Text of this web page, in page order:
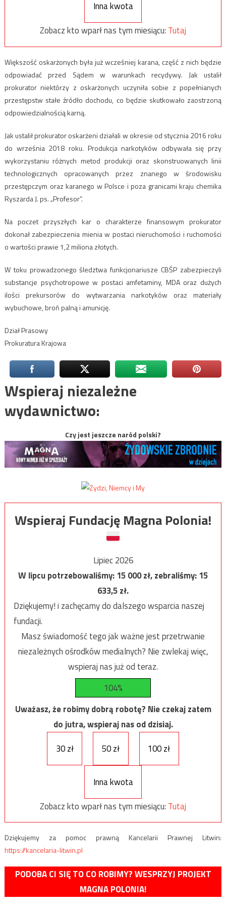
Inna kwota
Zobacz kto wparł nas tym miesiącu: Tutaj
Większość oskarżonych była już wcześniej karana, część z nich będzie
odpowiadać przed Sądem w warunkach recydywy. Jak ustalił
prokurator niektórzy z oskarżonych uczyniła sobie z popełnianych
przestępstw stałe źródło dochodu, co będzie skutkowało zaostrzoną
odpowiedzialnością karną.
Jak ustalił prokurator oskarżeni działali w okresie od stycznia 2016 roku
do września 2018 roku. Produkcja narkotyków odbywała się przy
wykorzystaniu różnych metod produkcji oraz skonstruowanych linii
technologicznych opracowanych przez znanego w środowisku
przestępczym oraz karanego w Polsce i poza granicami kraju chemika
Ryszarda J. ps. „Profesor”.
Na poczet przyszłych kar o charakterze finansowym prokurator
dokonał zabezpieczenia mienia w postaci nieruchomości i ruchomości
o wartości prawie 1,2 miliona złotych.
W toku prowadzonego śledztwa funkcjonariusze CBŚP zabezpieczyli
substancje psychotropowe w postaci amfetaminy, MDA oraz dużych
ilości prekursorów do wytwarzania narkotyków oraz materiały
wybuchowe, broń palną i amunicję.
Dział Prasowy
Prokuratura Krajowa
Wspieraj niezależne
wydawnictwo:
Czy jest jeszcze naród polski?
Wspieraj Fundację Magna Polonia!
Lipiec 2026
W lipcu potrzebowaliśmy:15 000zł, zebraliśmy:15
633,5zł.
Dziękujemy! i zachęcamy do dalszego wsparcia naszej
fundacji.
Masz świadomość tego jak ważne jest przetrwanie
niezależnych ośrodków medialnych? Nie zwlekaj więc,
wspieraj nas już od teraz.
104%
Uważasz, że robimy dobrą robotę? Nie czekaj zatem
do jutra, wspieraj nas od dzisiaj.
30 zł
50 zł 100 zł
Inna kwota
Zobacz kto wparł nas tym miesiącu: Tutaj
Dziękujemy za pomoc prawną Kancelarii Prawnej Litwin:
https://kancelaria-litwin.pl
PODOBA CI SIĘ TO CO ROBIMY? WESPRZYJ PROJEKT
MAGNA POLONIA!